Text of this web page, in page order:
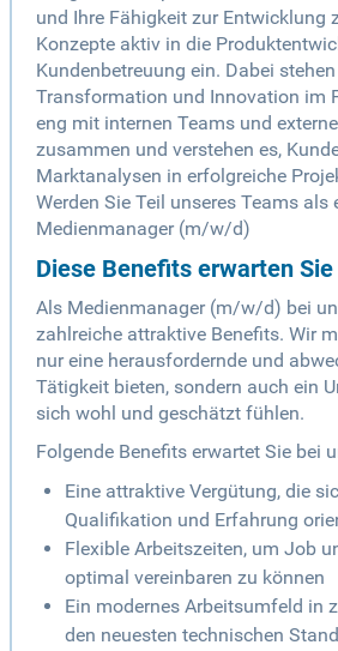
und Ihre Fähigkeit zur Entwicklung
Konzepte aktiv in die
Kundenbetreuung ein. Dabei
Transformation und Innovation im
eng mit internen Teams und
zusammen und verstehen es,
Marktanalysen in erfolgreiche
Werden Sie Teil unseres Teams als
Medienmanager (m/w/d)
Diese Benefits erwarten
Als Medienmanager (m/w/d) bei
zahlreiche attraktive Benefits. Wir
nur eine herausfordernde und
Tätigkeit bieten, sondern auch ein
sich wohl und geschätzt fühlen.
Folgende Benefits erwartet Sie bei
Eine attraktive Vergütung, die
Qualifikation und Erfahrung
Flexible Arbeitszeiten, um Job
optimal vereinbaren zu können
Ein modernes Arbeitsumfeld in
den neuesten technischen